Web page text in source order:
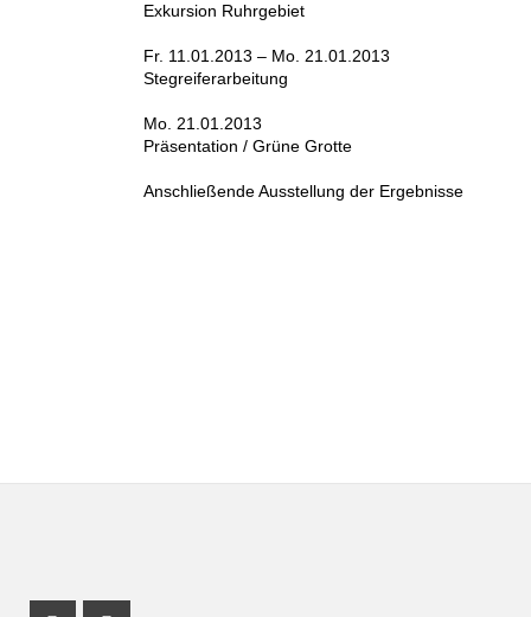
Exkursion Ruhrgebiet
Fr. 11.01.2013 – Mo. 21.01.2013
Stegreiferarbeitung
Mo. 21.01.2013
Präsentation / Grüne Grotte
Anschließende Ausstellung der Ergebnisse